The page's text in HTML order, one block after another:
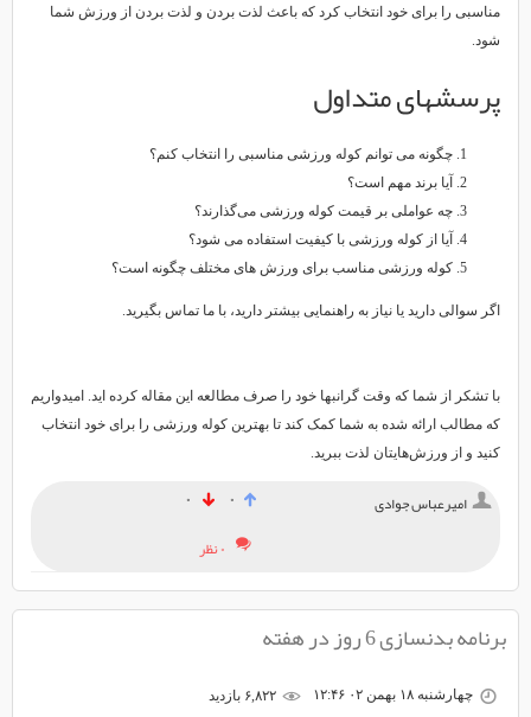
مناسبی را برای خود انتخاب کرد که باعث لذت بردن و لذت بردن از ورزش شما
شود.
پرسشهای متداول
چگونه می توانم کوله ورزشی مناسبی را انتخاب کنم؟
آیا برند مهم است؟
چه عواملی بر قیمت کوله ورزشی می‌گذارند؟
آیا از کوله ورزشی با کیفیت استفاده می شود؟
کوله ورزشی مناسب برای ورزش های مختلف چگونه است؟
اگر سوالی دارید یا نیاز به راهنمایی بیشتر دارید، با ما تماس بگیرید.
با تشکر از شما که وقت گرانبها خود را صرف مطالعه این مقاله کرده اید. امیدواریم
که مطالب ارائه شده به شما کمک کند تا بهترین کوله ورزشی را برای خود انتخاب
کنید و از ورزش‌هایتان لذت ببرید.
امیرعباس جوادی ۰
۰
۰ نظر
برنامه بدنسازی 6 روز در هفته
چهارشنبه ۱۸ بهمن ۰۲ ۱۲:۴۶